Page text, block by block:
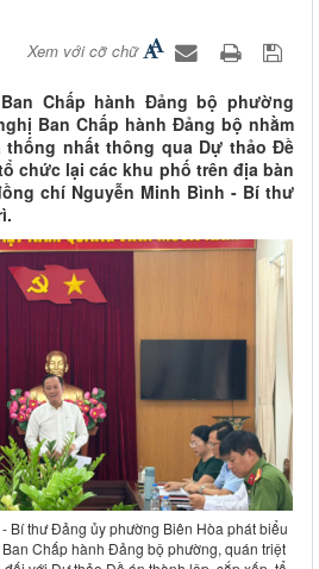
Xem với cỡ chữ
Ban Chấp hành Đảng bộ phường
Ban Chấp hành Đảng bộ nhằm
thống nhất thông qua Dự thảo Đề
chức lại các khu phố trên địa bàn
chí Nguyễn Minh Bình - Bí thư
Bí thư Đảng ủy phường Biên Hòa phát biểu
Chấp hành Đảng bộ phường, quán triệt